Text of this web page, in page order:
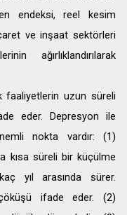
endeksi, reel kesim
ve inşaat sektörleri
ağırlıklandırılarak
faaliyetlerin uzun süreli
eder. Depresyon ile
nokta vardır: (1)
kısa süreli bir küçülme
yıl arasında sürer.
ifade eder. (2)